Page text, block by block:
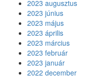
2023 augusztus
2023 június
2023 május
2023 április
2023 március
2023 február
2023 január
2022 december